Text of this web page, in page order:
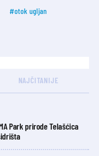
#otok ugljan
NAJČITANIJE
Park prirode Telašćica